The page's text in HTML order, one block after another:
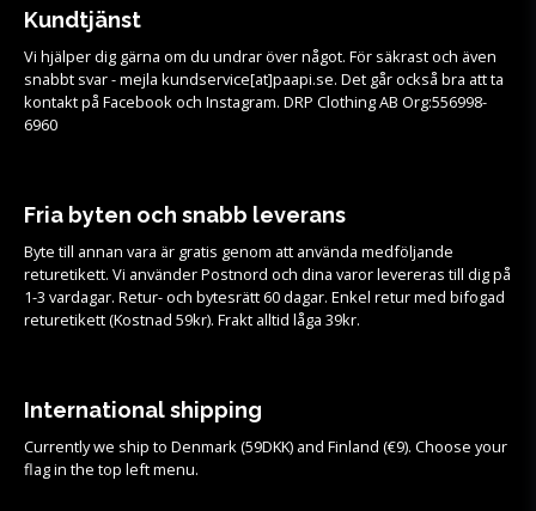
Kundtjänst
Vi hjälper dig gärna om du undrar över något. För säkrast och även
snabbt svar - mejla kundservice[at]paapi.se. Det går också bra att ta
kontakt på Facebook och Instagram. DRP Clothing AB Org:556998-
6960
Fria byten och snabb leverans
Byte till annan vara är gratis genom att använda medföljande
returetikett. Vi använder Postnord och dina varor levereras till dig på
1-3 vardagar. Retur- och bytesrätt 60 dagar. Enkel retur med bifogad
returetikett (Kostnad 59kr). Frakt alltid låga 39kr.
International shipping
Currently we ship to Denmark (59DKK) and Finland (€9). Choose your
flag in the top left menu.